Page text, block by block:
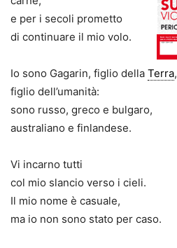
e per i secoli prometto
di continuare il mio volo.
Io sono Gagarin, figlio della Terra,
figlio dell’umanità:
sono russo, greco e bulgaro,
australiano e finlandese.
Vi incarno tutti
col mio slancio verso i cieli.
Il mio nome è casuale,
ma io non sono stato per caso.